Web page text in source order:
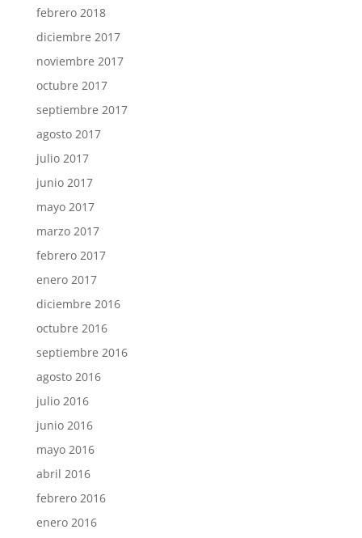
febrero 2018
diciembre 2017
noviembre 2017
octubre 2017
septiembre 2017
agosto 2017
julio 2017
junio 2017
mayo 2017
marzo 2017
febrero 2017
enero 2017
diciembre 2016
octubre 2016
septiembre 2016
agosto 2016
julio 2016
junio 2016
mayo 2016
abril 2016
febrero 2016
enero 2016